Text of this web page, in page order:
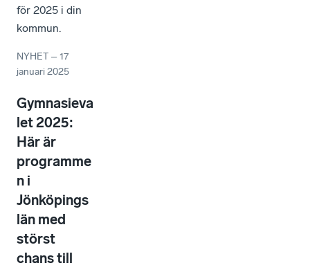
för 2025 i din
kommun.
NYHET –17
januari 2025
Gymnasieva
let 2025:
Här är
programme
n i
Jönköpings
län med
störst
chans till